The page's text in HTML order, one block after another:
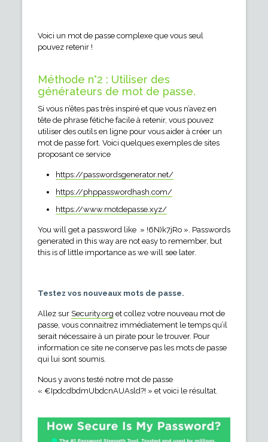
Voici un mot de passe complexe que vous seul
pouvez retenir !
Méthode n°2 : Utiliser des
générateurs de mot de passe.
Si vous n’êtes pas très inspiré et que vous n’avez en
tête de phrase fétiche facile à retenir, vous pouvez
utiliser des outils en ligne pour vous aider à créer un
mot de passe fort. Voici quelques exemples de sites
proposant ce service
https://passwordsgenerator.net/
https://phppasswordhash.com/
https://www.motdepasse.xyz/
You will get a password like » !6N)k7jRo ». Passwords
generated in this way are not easy to remember, but
this is of little importance as we will see later.
Testez vos nouveaux mots de passe.
Allez sur Security.org et collez votre nouveau mot de
passe, vous connaitrez immédiatement le temps qu’il
serait nécessaire à un pirate pour le trouver. Pour
information ce site ne conserve pas les mots de passe
qui lui sont soumis.
Nous y avons testé notre mot de passe
« €IpdcdbdmUbdcnAUAsld?! » et voici le résultat.